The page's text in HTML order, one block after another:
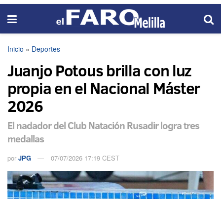
Inicio » Deportes
Juanjo Potous brilla con luz
propia en el Nacional Máster
2026
El nadador del Club Natación Rusadir logra tres
medallas
por JPG 07/07/2026 17:19 CEST